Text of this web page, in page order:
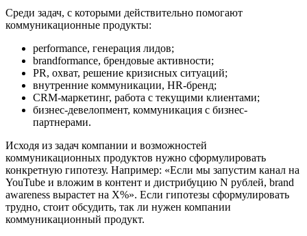
Среди задач, с которыми действительно помогают
коммуникационные продукты:
performance, генерация лидов;
brandformance, брендовые активности;
PR, охват, решение кризисных ситуаций;
внутренние коммуникации, HR-бренд;
CRM-маркетинг, работа с текущими клиентами;
бизнес-девелопмент, коммуникация с бизнес-
партнерами.
Исходя из задач компании и возможностей
коммуникационных продуктов нужно сформулировать
конкретную гипотезу. Например: «Если мы запустим канал на
YouTube и вложим в контент и дистрибуцию N рублей, brand
awareness вырастет на X%». Если гипотезы сформулировать
трудно, стоит обсудить, так ли нужен компании
коммуникационный продукт.